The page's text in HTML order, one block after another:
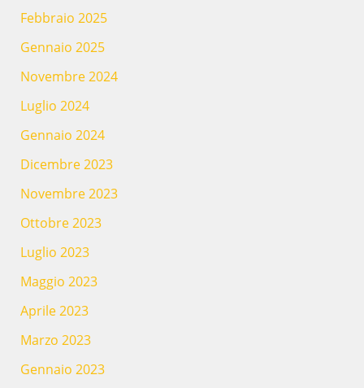
Febbraio 2025
Gennaio 2025
Novembre 2024
Luglio 2024
Gennaio 2024
Dicembre 2023
Novembre 2023
Ottobre 2023
Luglio 2023
Maggio 2023
Aprile 2023
Marzo 2023
Gennaio 2023